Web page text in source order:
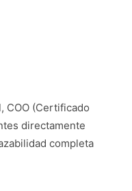
COO (Certificado
directamente
completa